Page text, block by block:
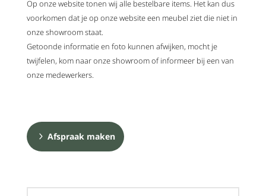
Op onze website tonen wij alle bestelbare items. Het kan dus
voorkomen dat je op onze website een meubel ziet die niet in
onze showroom staat.
Getoonde informatie en foto kunnen afwijken, mocht je
twijfelen, kom naar onze showroom of informeer bij een van
onze medewerkers.
Afspraak maken